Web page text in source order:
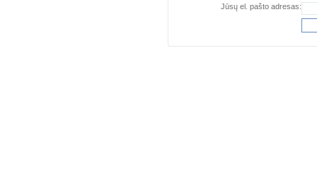
Jūsų el. pašto adresas: